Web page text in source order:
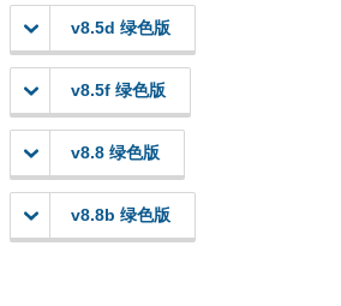
v8.5d 绿色版
v8.5f 绿色版
v8.8 绿色版
v8.8b 绿色版